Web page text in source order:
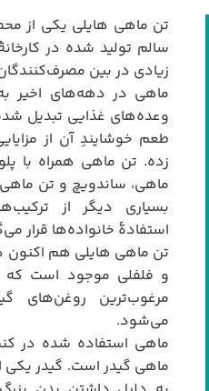
تن ماهی هایلی یکی از
سالم تولید شده در
زیادی در بین
ماهی در دهه‌های اخیر
وعده‌های غذایی تبدیل
طعم خوشایندِ آن از
زده. تن ماهی همراه با
ماهی، ساندویچ و تن
بسیاری دیگر از
استفادۀ خانواده‌ها قرار
تن ماهی هایلی هم
و فلفلی موجود است که
مرغوب‌ترین روغن‌های
می‌شود.
ماهی استفاده شده در
ماهی گیدر است. گیدر یکی